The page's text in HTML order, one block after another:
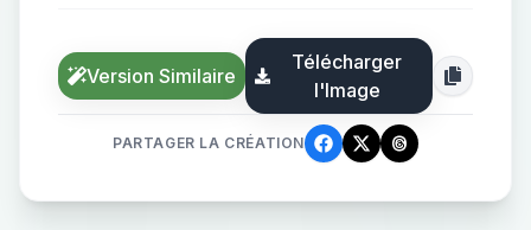
Version Similaire
Télécharger
l'Image
PARTAGER LA CRÉATION